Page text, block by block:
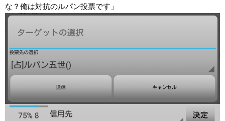
な？俺は対抗のルパン投票です」